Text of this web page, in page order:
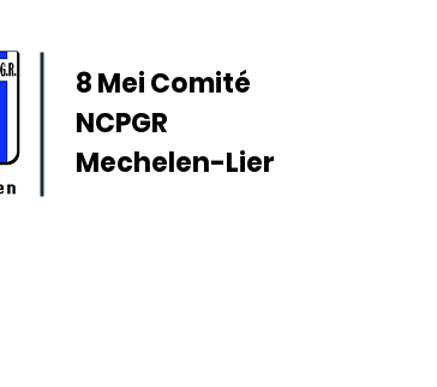
8 Mei Comité
NCPGR
Mechelen-Lier